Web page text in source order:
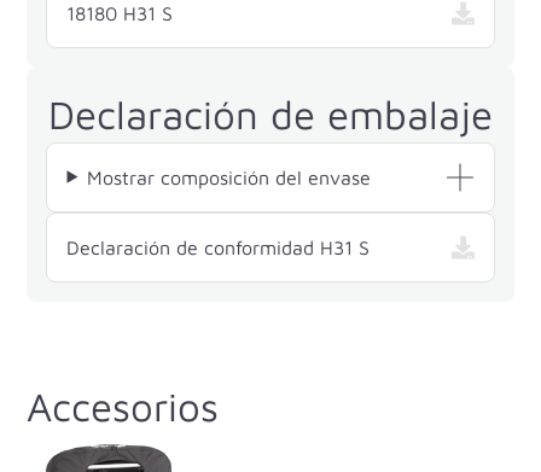
18180 H31 S
Declaración de embalaje
Mostrar composición del envase
Declaración de conformidad H31 S — H31 S , se abre
Accesorios